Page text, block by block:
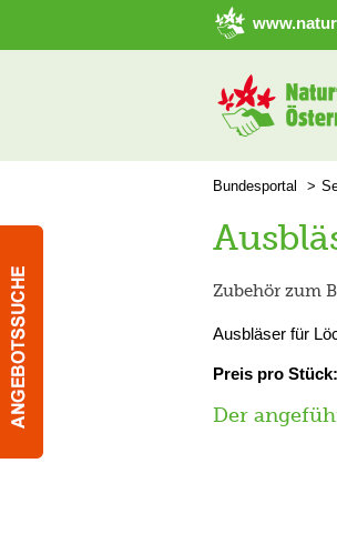
➜ Hauptregion der Seite anspringen
Bundesportal
Zubehör zum
Ausbläser für
Preis pro Stück:
Der